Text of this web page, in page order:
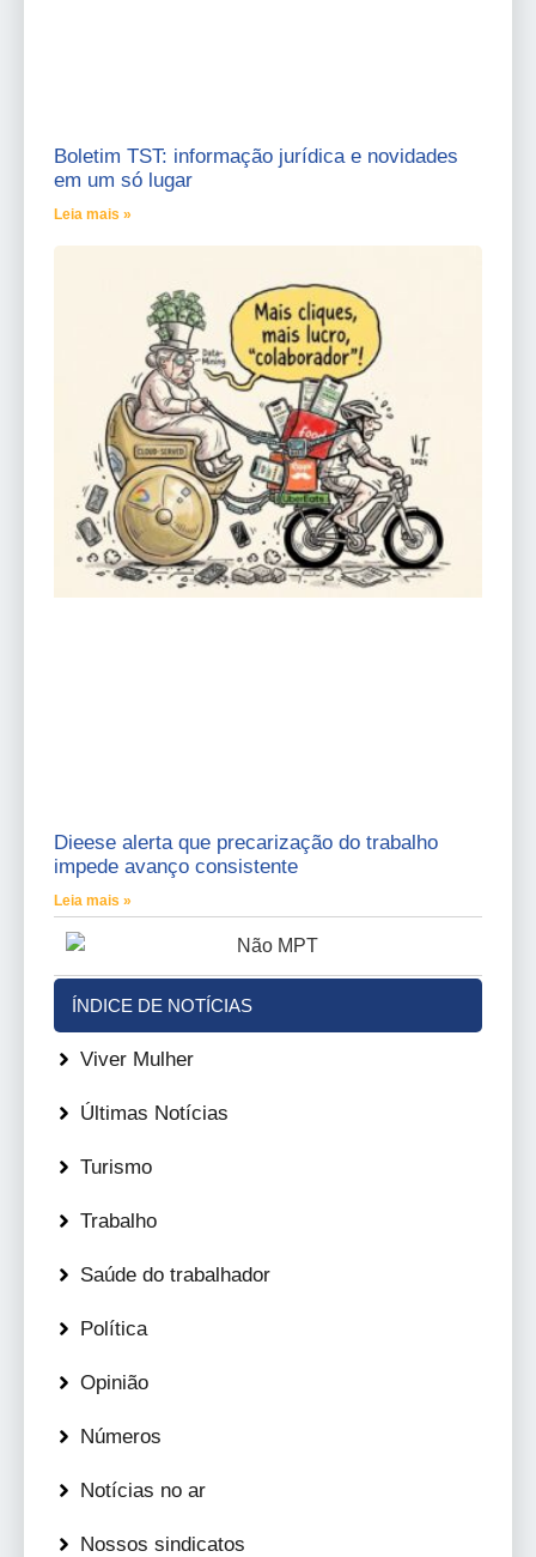
Boletim TST: informação jurídica e novidades
em um só lugar
Leia mais »
Dieese alerta que precarização do trabalho
impede avanço consistente
Leia mais »
ÍNDICE DE NOTÍCIAS
Viver Mulher
Últimas Notícias
Turismo
Trabalho
Saúde do trabalhador
Política
Opinião
Números
Notícias no ar
Nossos sindicatos